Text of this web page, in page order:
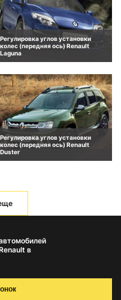
Регулировка углов установки
колес (передняя ось) Renault
Laguna
Регулировка углов установки
колес (передняя ось) Renault
Duster
в